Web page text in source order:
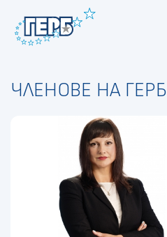
ЧЛЕНОВЕ НА ГЕРБ